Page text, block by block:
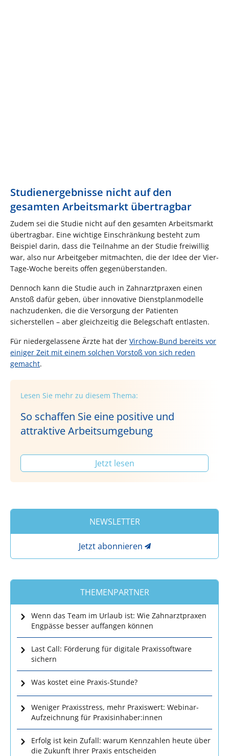
Studienergebnisse nicht auf den
gesamten Arbeitsmarkt übertragbar
Zudem sei die Studie nicht auf den gesamten Arbeitsmarkt
übertragbar. Eine wichtige Einschränkung besteht zum
Beispiel darin, dass die Teilnahme an der Studie freiwillig
war, also nur Arbeitgeber mitmachten, die der Idee der Vier-
Tage-Woche bereits offen gegenüberstanden.
Dennoch kann die Studie auch in Zahnarztpraxen einen
Anstoß dafür geben, über innovative Dienstplanmodelle
nachzudenken, die die Versorgung der Patienten
sicherstellen – aber gleichzeitig die Belegschaft entlasten.
Für niedergelassene Ärzte hat der Virchow-Bund bereits vor
einiger Zeit mit einem solchen Vorstoß von sich reden
gemacht.
Lesen Sie mehr zu diesem Thema:
So schaffen Sie eine positive und
attraktive Arbeitsumgebung
Jetzt lesen
NEWSLETTER
Jetzt abonnieren
THEMENPARTNER
Wenn das Team im Urlaub ist: Wie Zahnarztpraxen
Engpässe besser auffangen können
Last Call: Förderung für digitale Praxissoftware
sichern
Was kostet eine Praxis-Stunde?
Weniger Praxisstress, mehr Praxiswert: Webinar-
Aufzeichnung für Praxisinhaber:innen
Erfolg ist kein Zufall: warum Kennzahlen heute über
die Zukunft Ihrer Praxis entscheiden